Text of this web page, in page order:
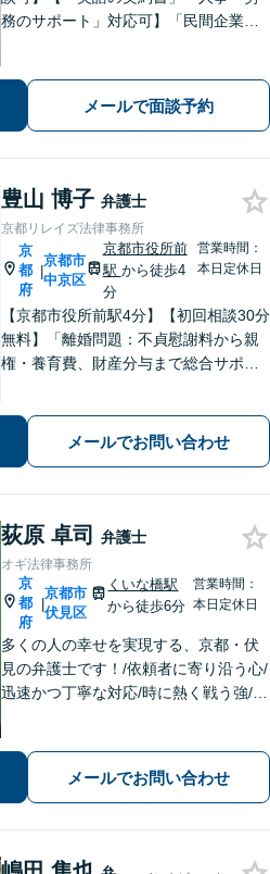
務のサポート」対応可】「民間企業へ
バイスで経営をサポートします！【休
日・夜間相談あり】
メールで面談予約
豊山 博子 弁護士
京都リレイズ法律事務所
京
都
府
|
京都市
中京区
京都市役所前
駅 から徒歩4
分
営業時間：
本日定休日
【京都市役所前駅4分】【初回相談30分
無料】「離婚問題：不貞慰謝料から親
権・養育費、財産分与まで総合サポー
えて諦める前に、まずはあなたのご希
望をお聞かせください【休日・夜間相
メールでお問い合わせ
荻原 卓司 弁護士
オギ法律事務所
京
都
府
|
京都市
伏見区
くいな橋駅
から徒歩6分
営業時間：
本日定休日
多くの人の幸せを実現する、京都・伏
見の弁護士です！/依頼者に寄り沿う心/
迅速かつ丁寧な対応/時に熱く戦う強/解
メールでお問い合わせ